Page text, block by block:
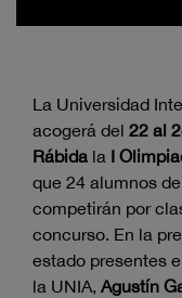
La Universidad
acogerá del 22 al
Rábida la I
que 24 alumnos
competirán por
concurso. En la
estado presentes
la UNIA, Agustín